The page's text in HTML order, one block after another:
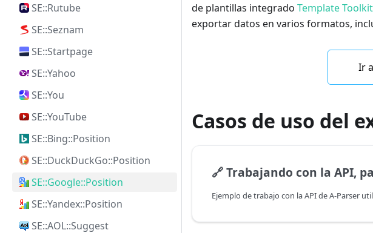
SE::Rutube
SE::Seznam
SE::Startpage
SE::Yahoo
SE::You
SE::YouTube
SE::Bing::Position
SE::DuckDuckGo::Position
SE::Google::Position
SE::Yandex::Position
SE::AOL::Suggest
de plantillas integrado Template Toolkit
exportar datos en varios formatos,
Ir
Casos de uso del
🔗Trabajando con la API,